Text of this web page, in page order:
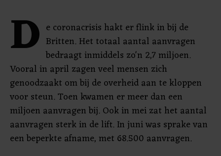
D e coronacrisis hakt er flink in bij de
Britten. Het totaal aantal aanvragen
bedraagt inmiddels zo'n 2,7 miljoen.
Vooral in april zagen veel mensen zich
genoodzaakt om bij de overheid aan te kloppen
voor steun. Toen kwamen er meer dan een
miljoen aanvragen bij. Ook in mei zat het aantal
aanvragen sterk in de lift. In juni was sprake van
een beperkte afname, met 68.500 aanvragen.